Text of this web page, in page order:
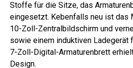
Stoffe für die Sitze, das
eingesetzt. Kebenfalls neu ist das
10-Zoll-Zentralbildschirm und
sowie einem induktiven Ladegerät
7-Zoll-Digital-Armaturenbrett
Design.